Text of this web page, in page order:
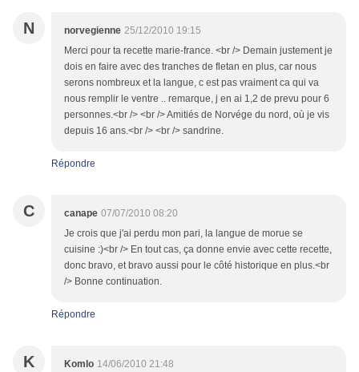
N norvegienne 25/12/2010 19:15
Merci pour ta recette marie-france. <br /> Demain justement je
dois en faire avec des tranches de fletan en plus, car nous
serons nombreux et la langue, c est pas vraiment ca qui va
nous remplir le ventre .. remarque, j en ai 1,2 de prevu pour 6
personnes.<br /> <br /> Amitiés de Norvége du nord, où je vis
depuis 16 ans.<br /> <br /> sandrine.
Répondre
C canape 07/07/2010 08:20
Je crois que j'ai perdu mon pari, la langue de morue se
cuisine :)<br /> En tout cas, ça donne envie avec cette recette,
donc bravo, et bravo aussi pour le côté historique en plus.<br
/> Bonne continuation.
Répondre
K Komlo 14/06/2010 21:48